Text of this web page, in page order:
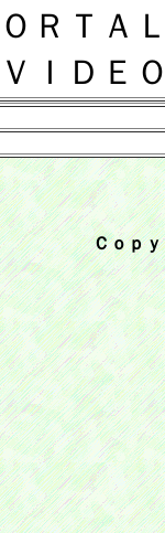
ＲＴＡ
ＶＩＤＥ
Ｃｏｐ